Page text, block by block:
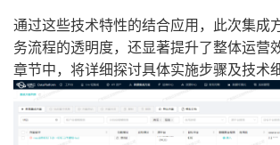
通过这些技术特性的结合应用，此次集成
务流程的透明度，还显著提升了整体运营
章节中，将详细探讨具体实施步骤及技术